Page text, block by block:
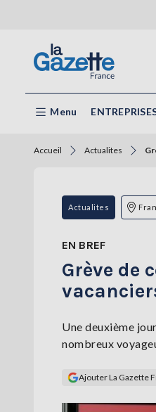
Menu
Accueil Actualites
Actualites
EN BREF
Grève de
Une deuxième
nombreux
Ajouter La Gazette